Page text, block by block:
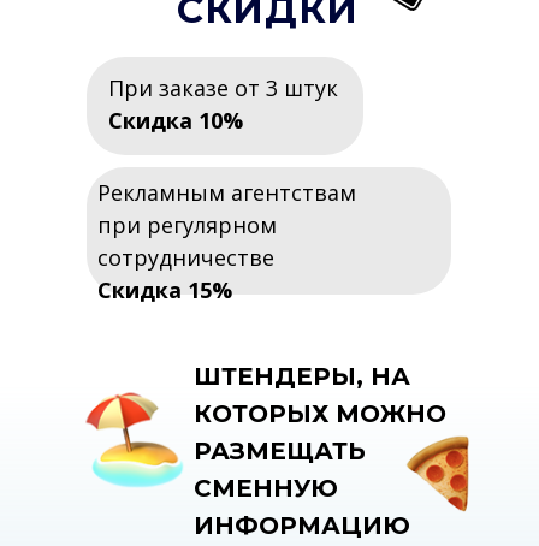
СКИДКИ
При заказе от 3 штук
Скидка 10%
Рекламным агентствам
при регулярном
сотрудничестве
Скидка 15%
ШТЕНДЕРЫ, НА
КОТОРЫХ МОЖНО
РАЗМЕЩАТЬ
СМЕННУЮ
ИНФОРМАЦИЮ